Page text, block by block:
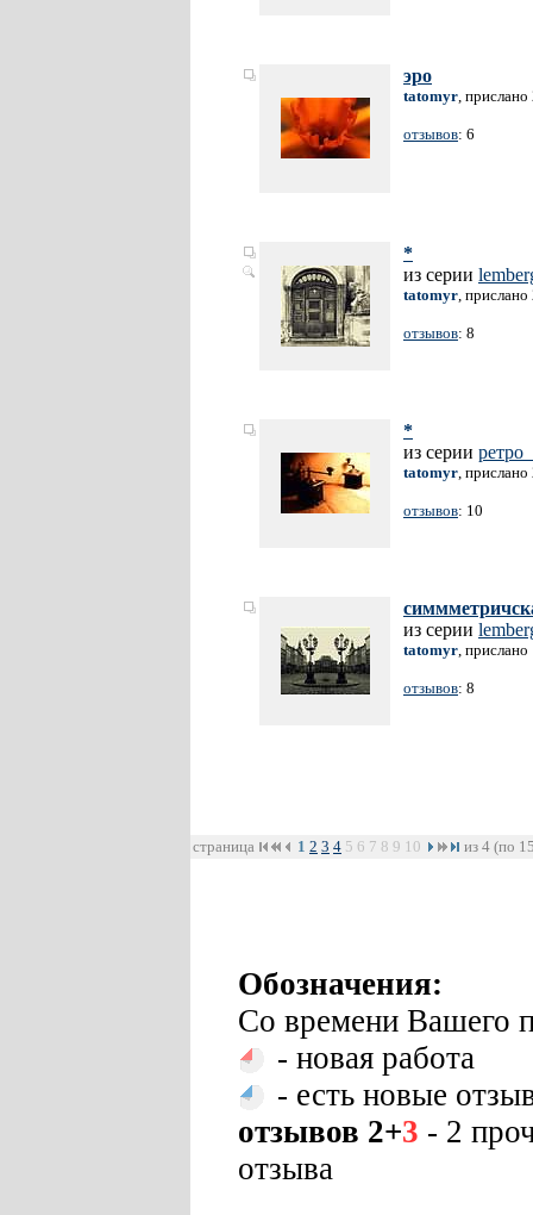
эро
tatomyr,
отзывов: 6
*
из серии
tatomyr,
отзывов: 8
*
из серии
tatomyr,
отзывов: 10
из серии
tatomyr,
отзывов: 8
страница 1 2 3 4 5 6 7 8 9 10 из 4 (по
Обозначения:
Со времени Вашего
- новая работа
- есть новые
отзывов 2+3 - 2
отзыва